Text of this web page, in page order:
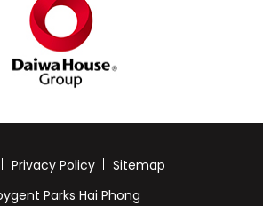
Privacy Policy
Sitemap
Parks Hai Phong